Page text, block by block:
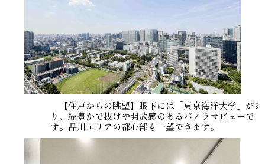
【住戸からの眺望】眼下には「東京海洋大学」があ
り、緑豊かで抜けや開放感のあるパノラマビューで
す。品川エリアの都心部も一望できます。